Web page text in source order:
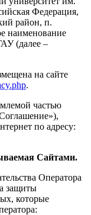
Федерация,
район, п.
наименование
(далее –
на сайте
.
частью
по адресу:
Сайтами.
Оператора
защиты
которые